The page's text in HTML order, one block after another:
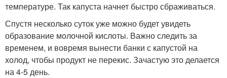
температуре. Так капуста начнет быстро сбраживаться.
Спустя несколько суток уже можно будет увидеть
образование молочной кислоты. Важно следить за
временем, и вовремя вынести банки с капустой на
холод, чтобы продукт не перекис. Зачастую это делается
на 4-5 день.